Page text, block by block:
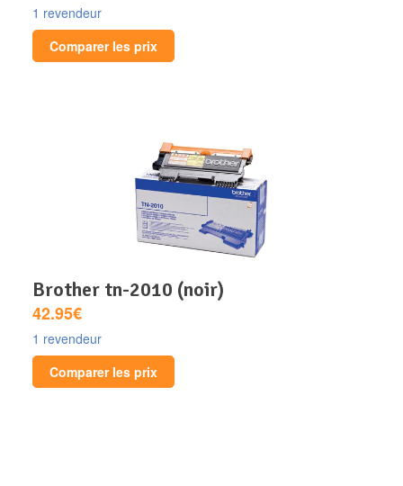
1 revendeur
Comparer les prix
brother tn-2010 (noir)
42.95€
1 revendeur
Comparer les prix